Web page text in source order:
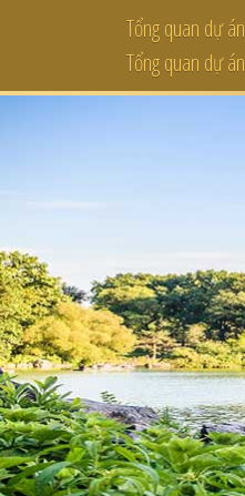
Tổng quan dự án
Tổng quan dự án